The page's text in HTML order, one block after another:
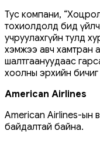
Тус компани,
тохиолдолд бид
учруулахгүйн тулд
хэмжээ авч хамтран
шалтгаануудаас
хоолны эрхийн
American Airlines
American Airlines-ын
байдалтай байна.